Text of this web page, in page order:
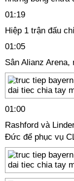
01:19
Hiệp 1 trận đấu
01:05
Sân Alianz
01:00
Rashford và
Đức để phục vụ